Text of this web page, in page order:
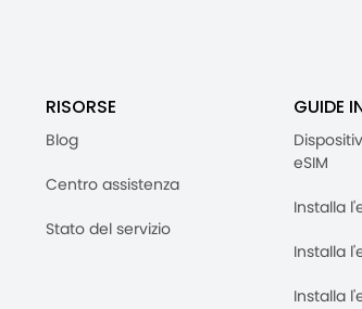
RISORSE
Blog
Centro assistenza
Stato del servizio
GUIDE
eSIM
Installa
Installa
Installa